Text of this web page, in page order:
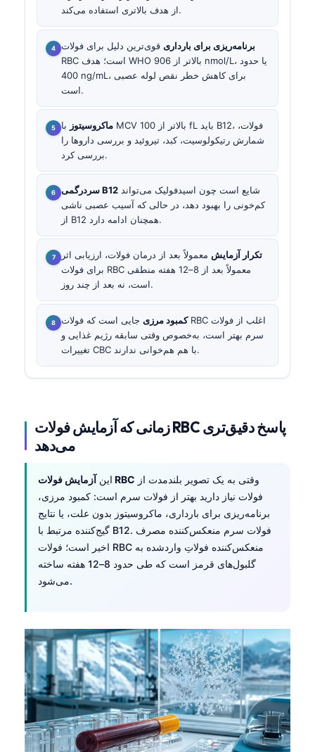
از هدف بالاتری استفاده می‌کند.
برنامه‌ریزی برای بارداری قوی‌ترین دلیل برای فولات
RBC است؛ هدف WHO بالاتر از 906 nmol/L، یا حدود
400 ng/mL، برای کاهش خطر نقص لوله عصبی
است.
ماکروسیتوز با MCV بالاتر از 100 fL باید B12، فولات،
شمارش رتیکولوسیت، کبد، تیروئید و بررسی داروها را
بررسی کرد.
سردرگمی B12
کم‌خونی را بهبود دهد، در حالی که آسیب عصبی ناشی
از B12 همچنان ادامه دارد.
تکرار آزمایش معمولاً بعد از درمان فولات، ارزیابی اثر
برای فولات RBC معمولاً بعد از 8–12 هفته منطقی
است، نه بعد از چند روز.
کمبود مرزی جایی است که فولات RBC اغلب از فولات
سرم بهتر است، به‌خصوص وقتی سابقه رژیم غذایی و
تغییرات CBC با هم هم‌خوانی ندارند.
زمانی که آزمایش فولات RBC پاسخ دقیق‌تری
می‌دهد
این آزمایش فولات RBC
فولات نیاز دارید بهتر از فولات سرم است: کمبود مرزی،
برنامه‌ریزی برای بارداری، ماکروسیتوز بدون علت، یا نتایج
گیج‌کننده مرتبط با B12. فولات سرم منعکس‌کننده مصرف
اخیر است؛ فولات RBC منعکس‌کننده فولاتِ واردشده به
گلبول‌های قرمز است که طی حدود 8–12 هفته ساخته
می‌شود.